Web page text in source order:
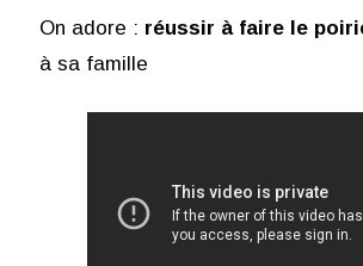
On adore : réussir à faire le
à sa famille